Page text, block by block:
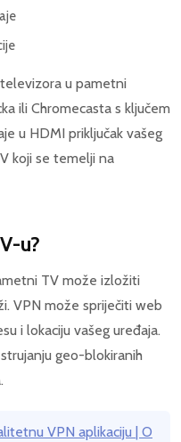
u pametni
ili Chromecasta s ključem
u HDMI priključak vašeg
koji se temelji na
u?
TV može izložiti
VPN može spriječiti web
i lokaciju vašeg uređaja.
geo-blokiranih
VPN aplikaciju | O